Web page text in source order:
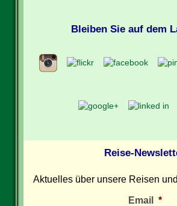
Bleiben Sie auf dem
Reise-
Aktuelles über unsere Reisen
Email *